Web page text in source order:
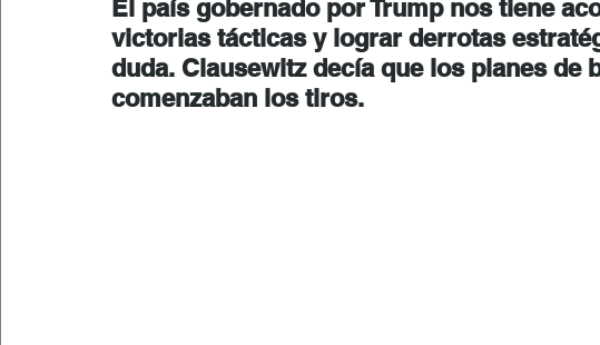
El país gobernado por Trump nos tiene
victorias tácticas y lograr derrotas
duda. Clausewitz decía que los planes de
comenzaban los tiros.